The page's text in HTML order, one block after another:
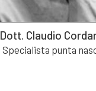
Dott. Claudio
Specialista punta